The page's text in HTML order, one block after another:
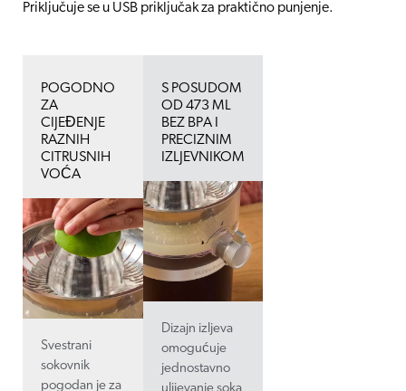
Priključuje se u USB priključak za praktično punjenje.
POGODNO
ZA
CIJEĐENJE
RAZNIH
CITRUSNIH
VOĆA
Svestrani
sokovnik
pogodan je za
S POSUDOM
OD 473 ML
BEZ BPA I
PRECIZNIM
IZLJEVNIKOM
Dizajn izljeva
omogućuje
jednostavno